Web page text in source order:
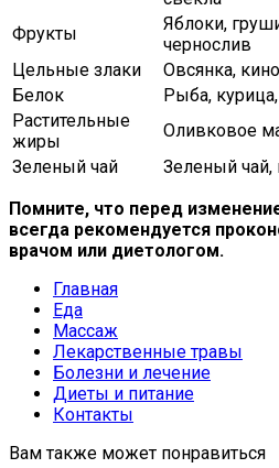
Фрукты
Яблоки,
чернослив
Цельные злаки
Овсянка,
Белок
Рыба,
Растительные
жиры
Оливковое
Зеленый чай
Зеленый чай,
Помните, что перед
всегда рекомендуется
врачом или диетологом.
Главная
Еда
Массаж
Лекарственные травы
Болезни и лечение
Диеты и питание
Контакты
Вам также может понравиться